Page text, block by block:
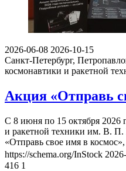
2026-06-08 2026-10-15
Санкт-Петербург,
космонавтики и ракетной
Акция «Отправь
С 8 июня по 15 октября 2026
и ракетной техники им. В. П.
«Отправь свое имя в
https://schema.org/InStock
416 1